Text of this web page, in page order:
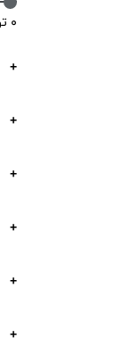
۰ تومان - ۱,۶۹۰,۰۰۰ تومان